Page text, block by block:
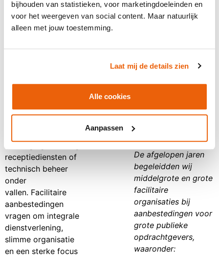
bijhouden van statistieken, voor marketingdoeleinden en
voor het weergeven van social content. Maar natuurlijk
alleen met jouw toestemming.
Laat mij de details zien
Alle cookies
Aanpassen
Ervaring
met
aanbestedingen
Facilitair is een breed
beveiliging, catering,
receptiediensten of
technisch beheer
onder
vallen. Facilitaire
aanbestedingen
vragen om integrale
dienstverlening,
slimme organisatie
en een sterke focus
concreet maken van
Werk je zelf in de
heb je een
aanbesteding in het
winnen.
De afgelopen jaren
begeleidden wij
middelgrote en grote
facilitaire
organisaties bij
aanbestedingen voor
grote publieke
opdrachtgevers,
waaronder: